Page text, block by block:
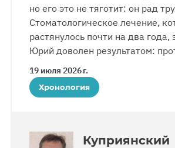
но его это не тяготит: он рад
Стоматологическое лечение,
растянулось почти на два года,
Юрий доволен результатом:
натурально.
19 июля 2026 г.
Хронология
Куприянский